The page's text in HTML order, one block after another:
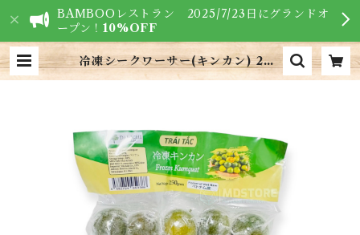
BAMBOOレストラン 2025/7/23日にグランドオ
ープン！10%OFF
冷凍シークワーサー(キンカン) 250
g/パック・Frozen Kumquat・Q